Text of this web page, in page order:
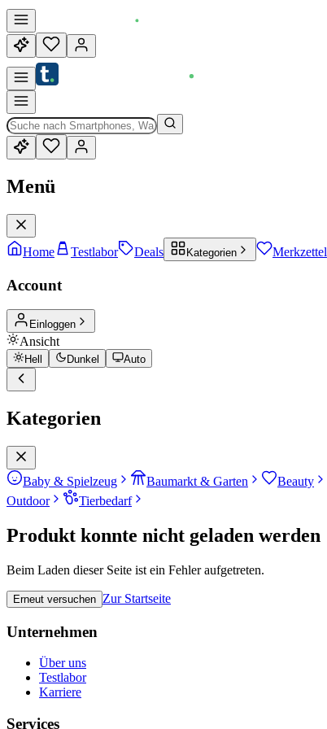
Menü
Home Testlabor Deals Kategorien Merkzettel
Account
Einloggen
Ansicht
Hell Dunkel Auto
Kategorien
Baby & Spielzeug Baumarkt & Garten Beauty
Outdoor
Tierbedarf
Produkt konnte nicht geladen werden
Beim Laden dieser Seite ist ein Fehler aufgetreten.
Erneut versuchen Zur Startseite
Unternehmen
Über uns
Testlabor
Karriere
Services